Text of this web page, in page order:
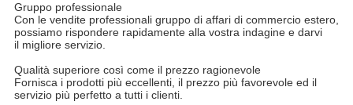
Gruppo professionale
Con le vendite professionali gruppo di affari di commercio estero,
possiamo rispondere rapidamente alla vostra indagine e darvi
il migliore servizio.
Qualità superiore così come il prezzo ragionevole
Fornisca i prodotti più eccellenti, il prezzo più favorevole ed il
servizio più perfetto a tutti i clienti.